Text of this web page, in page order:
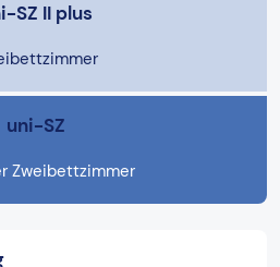
SZ II plus
uni-SZ
Zweibettzimmer